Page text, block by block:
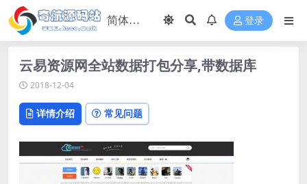
登录
云易资源网全站数据打包分享,带数据库
2018-12-04
详情介绍 常见问题